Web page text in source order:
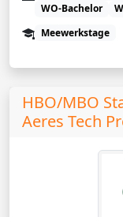
WO-Bachelor
Meewerkstage
HBO/MBO
Aeres Tech